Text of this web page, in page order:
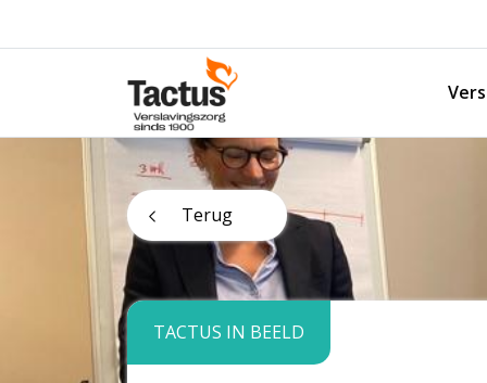
Tactus Verslavingszorg
Terug
TACTUS IN BEELD